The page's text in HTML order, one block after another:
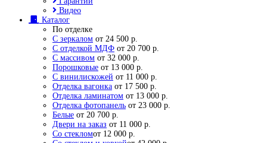
Видео
Каталог
По отделке
С зеркалом от 24 500 р.
С отделкой МДФ от 20 700 р.
С массивом от 32 000 р.
Порошковые от 13 000 р.
С винилискожей от 11 000 р.
Отделка вагонка от 17 500 р.
Отделка ламинатом от 13 000 р.
Отделка фотопанель от 23 000 р.
Белые от 20 700 р.
Двери на заказ от 11 000 р.
Со стекломот 12 000 р.